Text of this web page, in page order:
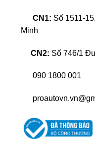
nghĩ rằng công
hỏi có nên thực
Tại sao nên vệ
Việc vệ sinh nội
CN1: Số 1511-
Minh
CN2: Số 746/1
090 1800 001